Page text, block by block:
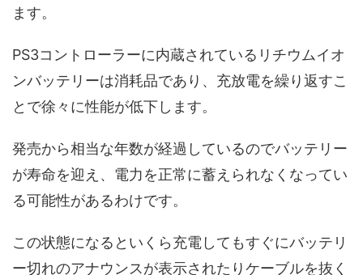
ます。
PS3コントローラーに内蔵されているリチウムイオ
ンバッテリーは消耗品であり、充放電を繰り返すこ
とで徐々に性能が低下します。
発売から相当な年数が経過しているのでバッテリー
が寿命を迎え、電力を正常に蓄えられなくなってい
る可能性があるわけです。
この状態になるといくら充電してもすぐにバッテリ
ー切れのアナウンスが表示されたりケーブルを抜く